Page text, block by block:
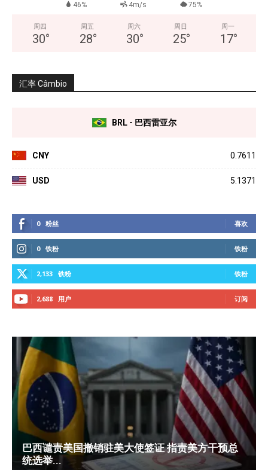
46% 4m/s 75%
周四
30°
周五
28°
周六
30°
周日
25°
周一
17°
汇率 Câmbio
BRL - 巴西雷亚尔
CNY 0.7611
USD 5.1371
0 粉丝 喜欢
0 铁粉 铁粉
2,133 铁粉 铁粉
2,688 用户 订阅
巴西谴责美国撤销驻美大使签证 指责美方干预总
统选举...